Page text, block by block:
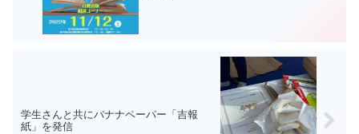
学生さんと共にバナナペーパー「吉報
紙」を発信